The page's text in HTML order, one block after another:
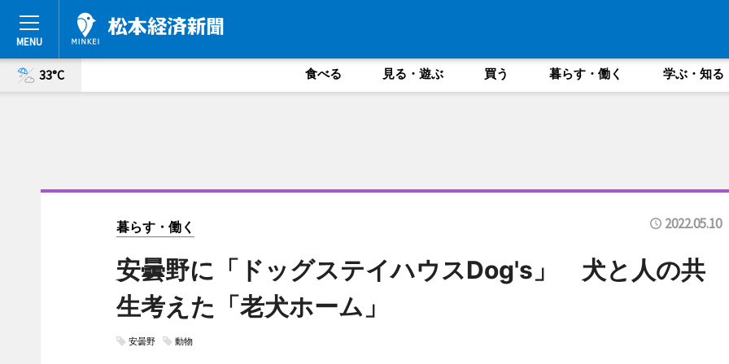
33°C 食べる 見る・遊ぶ 買う 暮らす・働く 学ぶ・知る
暮らす・働く 2022.05.10
安曇野に「ドッグステイハウスDog's」 犬と人の共
生考えた「老犬ホーム」
安曇野 動物